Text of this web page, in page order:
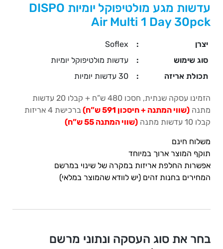
עדשות מגע מולטיפוקל יומיות DISPO
Air Multi 1 Day 30pck
יצרן :
Soflex
סוג שימוש
:
עדשות מולטיפוקל יומיות
תכולת אריזה
: 30 עדשות יומיות
הזמינו עסקה שנתית, חסכו 480 ש”ח + קבלו 20 עדשות
מתנה (שווי המתנה + חיסכון 591 ש”ח)
ברכישת 4 אריזות
קבלו 10 עדשות מתנה
(שווי המתנה 55 ש”ח)
משלוח חינם
תוקף המוצר ארוך במיוחד
אפשרות החלפת אריזות במקרה של שינוי במרשם
המחירים בחנות זהים (יש לוודא שהמוצר במלאי)
בחר את סוג העסקה ונתוני מרשם